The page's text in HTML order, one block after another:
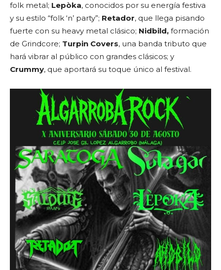
folk metal; Lepòka, conocidos por su energía festiva
y su estilo “folk ‘n’ party”; Retador, que llega pisando
fuerte con su heavy metal clásico; Nidbild, formación
de Grindcore; Turpin Covers, una banda tributo que
hará vibrar al público con grandes clásicos; y
Crummy, que aportará su toque único al festival.